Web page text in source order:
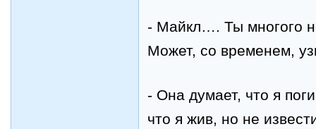
- Майкл…. Ты многого
Может, со временем,
- Она думает, что я
что я жив, но не